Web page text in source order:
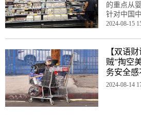
的重点从
针对中国
2024-08-15
【双语
贼”掏空
务安全感
2024-08-14